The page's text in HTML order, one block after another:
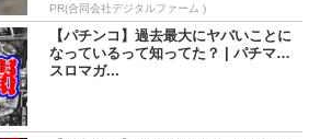
PR(合同会社デジタルファーム )
【パチンコ】過去最大にヤバいことに
なっているって知ってた？ | パチマガ
スロマガ...